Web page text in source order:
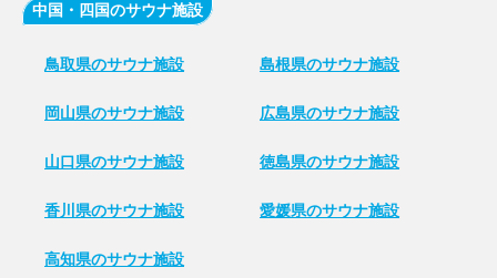
中国・四国のサウナ施設
鳥取県のサウナ施設 島根県のサウナ施設
岡山県のサウナ施設 広島県のサウナ施設
山口県のサウナ施設 徳島県のサウナ施設
香川県のサウナ施設 愛媛県のサウナ施設
高知県のサウナ施設